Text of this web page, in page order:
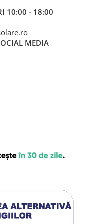
10:00 - 18:00
MEDIA